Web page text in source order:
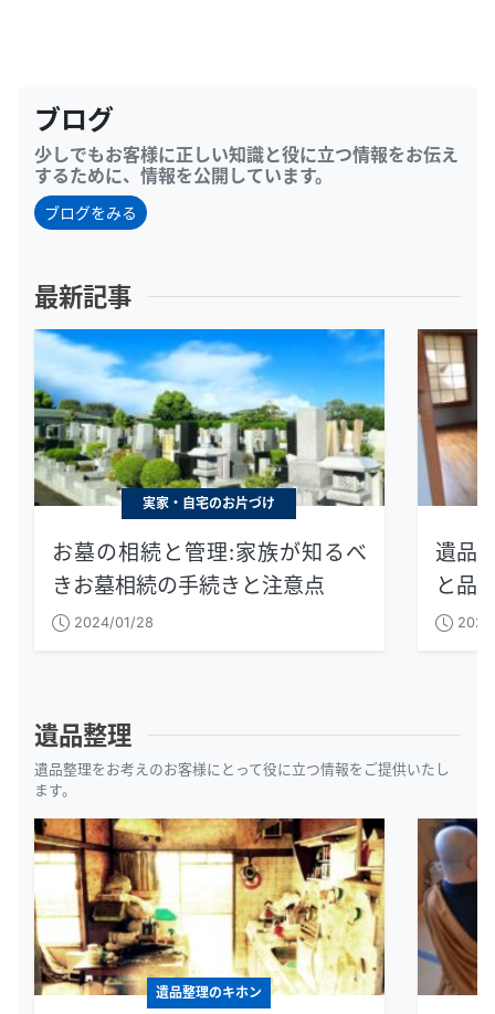
ブログ
少しでもお客様に正しい知識と役に立つ情報をお伝え
するために、情報を公開しています。
ブログをみる
最新記事
実家・自宅のお片づけ
お墓の相続と管理：家族が知るべ
きお墓相続の手続きと注意点
2024/01/28
遺品
と品
遺品整理
遺品整理をお考えのお客様にとって役に立つ情報をご提供いたし
ます。
遺品整理のキホン